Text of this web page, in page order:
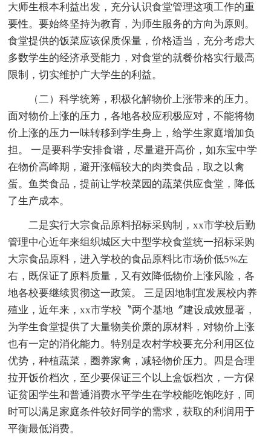
大师生根本利益出发，充分认识食堂管理这项工作的重
要性。要始终坚持为教育，为师生服务的方向为原则。
食堂提供的饭菜应该保质保量，价格适当，充分考虑大
多数学生的经济承受能力，对食堂的就餐价格实行最高
限制，切实维护广大学生的利益。
（二）科学统筹，积极化解物价上涨带来的压力。
面对物价上涨的压力，各地各校应积极应对，不能将物
价上涨的压力一味转移到学生身上，给学生家庭增加负
担。 一是要科学安排食谱，尽量避开高价，如东宝中学
在物价高峰期，避开涨幅较大的肉类食品，取之以禽
蛋。鱼类食品，提前让学校菜园的蔬菜供应食堂，降低
了生产成本。
二是实行大宗食品原料招标采购制，xx市学校后勤
管理中心近年来组织城区大中型学校食堂统一招标采购
大宗食品原料，进入学校的食品原料比市场价低5%左
右，既保证了原料质量，又有效降低物价上涨风险，各
地各校要继续贯彻这一政策。 三是因地制宜发展校内养
殖业，近年来，xx市学校〝两个基地〞建设成效显著，
为学生食堂提供了大量物美价廉的原材料，对物价上涨
也有一定的消化能力。特别是农村学校要充分利用区位
优势，种植蔬菜，圈养家禽，减轻物价压力。四是合理
拉开饭价档次，至少要保证三个以上盒饭档次，一方保
证贫困学生和普通消费水平学生在学校能吃饱吃好，同
时可以满足家庭条件较好同学的需求，获取的利润用于
平衡最低消费。